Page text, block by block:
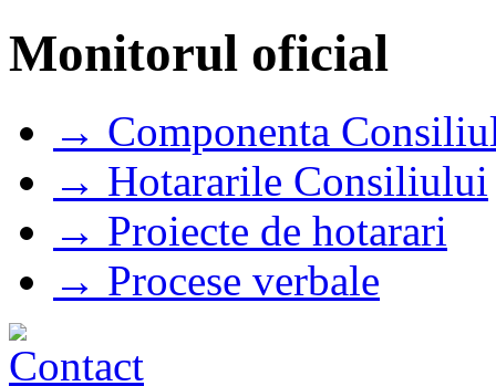
Monitorul oficial
→ Componenta
→ Hotararile Consiliului
→ Proiecte de hotarari
→ Procese verbale